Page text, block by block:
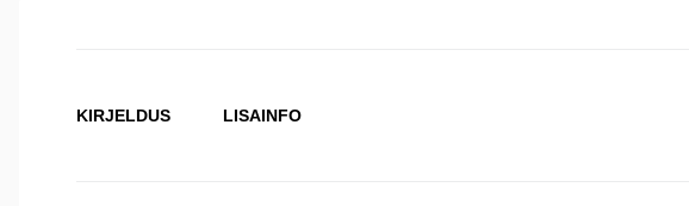
KIRJELDUS LISAINFO